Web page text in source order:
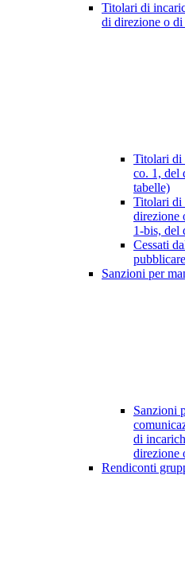
Titolari di
di direzione o
Titolari di
co. 1, del
tabelle)
Titolari di
direzione
1-bis, del
Cessati
Sanzioni per
Sanzioni
di
direzione
Rendiconti